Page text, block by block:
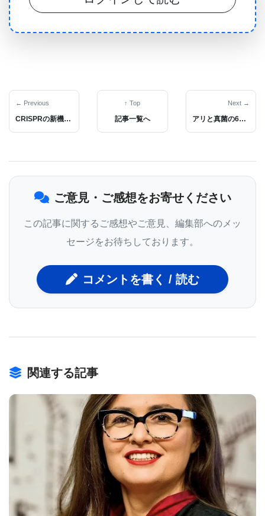
部の神経科学准教授、ヒョンベ・クォン博士
（Hyungbae Kwon, PhD）は次のように述べていま
新たな脳の記憶マッピング技術
ているかを探るため、研究者たちは「Cal-light」と
呼ばれる光活性化遺伝子発現スイッチング技術を使
にタグ付けし、細胞レベルで記憶をマッピングする
ちは避難行動に関連する記憶ニューロンを特定し、
それを再活性化させることに成功しました。
実験では、まずマウスを避難場所付きのボックス内
で探索させ、視覚的手がかりを基に空間記憶を形成
させました。その後、視覚または聴覚の脅威信号を
追加し、避難行動を誘発しました。研究者たちはこ
の記憶回路を特定した後、側坐核やdPAGのニューロ
ンを個別に活性化させ、避難行動を再現できるか検
証しました。その結果、側坐核のみの活性化では避
難行動が誘発されず、dPAGの活性化ではランダムな
← Previous
CRISPRの新機能：分子燻蒸で細胞防御を強化する仕組みを発見
↑ Top
記事一覧へ
Next →
アリと真菌の6600万年の共進化：農業の起源に迫る
ご意見・ご感想をお寄せください
この記事に関するご感想やご意見、編集部へのメッ
セージをお待ちしております。
コメントを書く / 読む
関連する記事
BIOMARKET JP